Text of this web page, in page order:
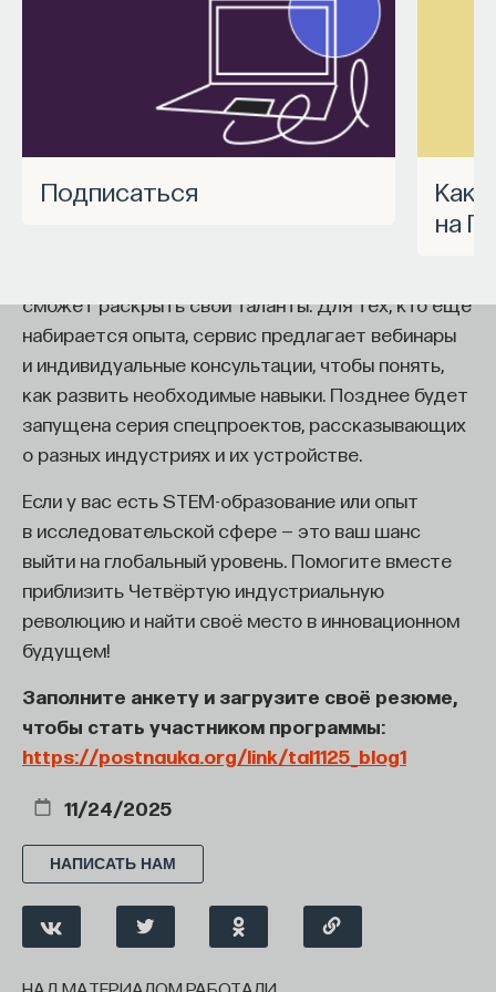
Подписаться
Как запустить спецпроект
на
работы в индустрии, но стремится развивать
Для уже готовых специалистов достаточно
оставить информацию о себе: образование, опыт
работы, навыки, интересы и владение
иностранными языками. Команда
Naukka Talents
сможет раскрыть свои таланты.​ Для тех, кто ещё
набирается опыта, сервис предлагает вебинары
и индивидуальные консультации, чтобы понять,
как развить необходимые навыки. Позднее будет
запущена серия спецпроектов, рассказывающих
о разных индустриях и их устройстве.​
Если у вас есть STEM-образование или опыт
в исследовательской сфере — это ваш шанс
выйти на глобальный уровень. Помогите вместе
приблизить Четвёртую индустриальную
революцию и найти своё место в инновационном
будущем! ​
Заполните анкету и загрузите своё резюме,
чтобы стать участником программы:
https://postnauka.org/link/tal1125_blog1
11/24/2025
НАПИСАТЬ НАМ
Внеси свой вклад в дело
просвещения!
ПОДДЕРЖАТЬ ПОСТНАУКУ